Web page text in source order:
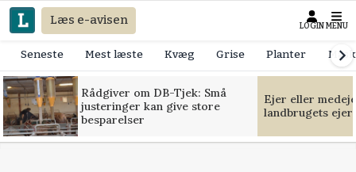
Læs e-avisen LOGIN MENU
Seneste Mest læste Kvæg Grise Planter
Rådgiver om DB-Tjek: Små
justeringer kan give store
besparelser
Ejer eller
landbrugets